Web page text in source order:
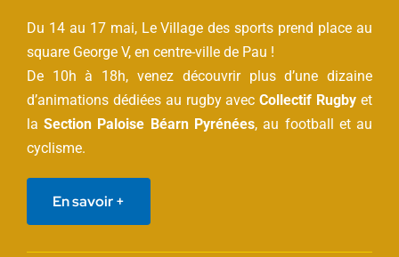
Du 14 au 17 mai, Le Village des sports prend place au
square George V, en centre-ville de Pau !
De 10h à 18h, venez découvrir plus d’une dizaine
d’animations dédiées au rugby avecCollectif Rugby et
laSection Paloise Béarn Pyrénées, au football et au
cyclisme.
En savoir +